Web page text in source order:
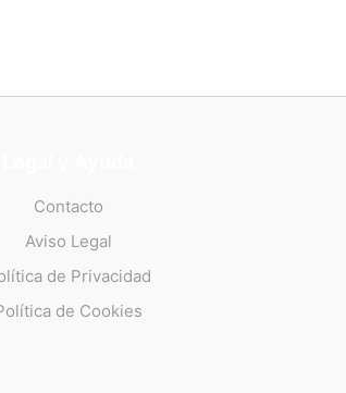
Contacto
Aviso Legal
de Privacidad
de Cookies